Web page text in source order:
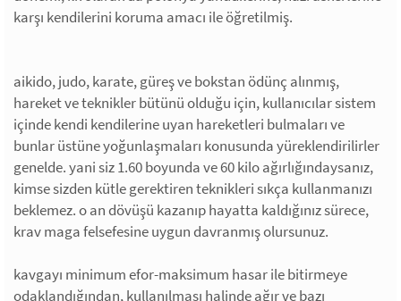
karşı kendilerini koruma amacı ile öğretilmiş.
aikido, judo, karate, güreş ve bokstan ödünç alınmış,
hareket ve teknikler bütünü olduğu için, kullanıcılar sistem
içinde kendi kendilerine uyan hareketleri bulmaları ve
bunlar üstüne yoğunlaşmaları konusunda yüreklendirilirler
genelde. yani siz 1.60 boyunda ve 60 kilo ağırlığındaysanız,
kimse sizden kütle gerektiren teknikleri sıkça kullanmanızı
beklemez. o an dövüşü kazanıp hayatta kaldığınız sürece,
krav maga felsefesine uygun davranmış olursunuz.
kavgayı minimum efor-maksimum hasar ile bitirmeye
odaklandığından, kullanılması halinde ağır ve bazı